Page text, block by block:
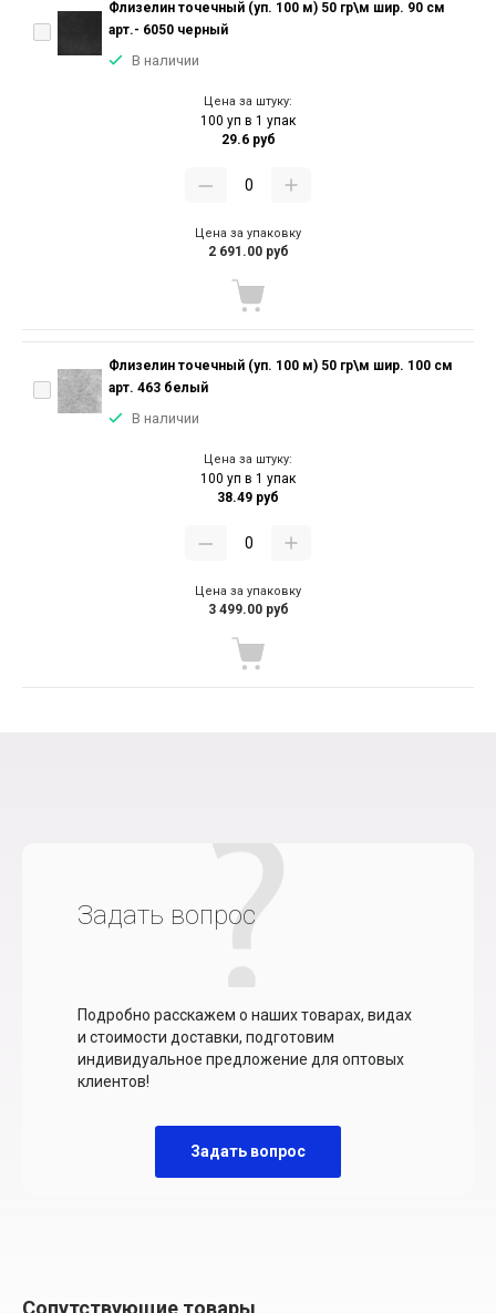
Флизелин точечный (уп. 100 м) 50 гр\м шир. 90 см
арт.- 6050 черный
В наличии
Цена за штуку:
100 уп в 1 упак
29.6 руб
Цена за упаковку
2 691.00 руб
Флизелин точечный (уп. 100 м) 50 гр\м шир. 100 см
арт. 463 белый
В наличии
Цена за штуку:
100 уп в 1 упак
38.49 руб
Цена за упаковку
3 499.00 руб
Задать вопрос
Подробно расскажем о наших товарах, видах
и стоимости доставки, подготовим
индивидуальное предложение для оптовых
клиентов!
Задать вопрос
Сопутствующие товары